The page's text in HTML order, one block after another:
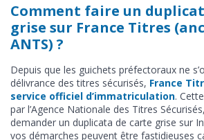
Comment faire un
grise sur France Titres
ANTS) ?
Depuis que les guichets préfectoraux ne
délivrance des titres sécurisés, France
service officiel d’immatriculation.
par l’Agence Nationale des Titres
demander un duplicata de carte grise sur
vos démarches peuvent être fastidieuses